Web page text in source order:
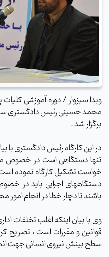
وبدا سبزوار / دوره آموزشی
محمد حسینی رئیس دادگستری
برگزار شد .
در این کارگاه رئیس دادگستری با
تنها دستگاهی است در خصوص
خواست تشکیل کارگاه نموده است
دستگاههای اجرایی باید در
باشند تا دچار خطا در انجام امور
وی با بیان اینکه اغلب تخلفات
قوانین و مقررات است ، تصریح کرد
سطح بینش نیروی انسانی جهت